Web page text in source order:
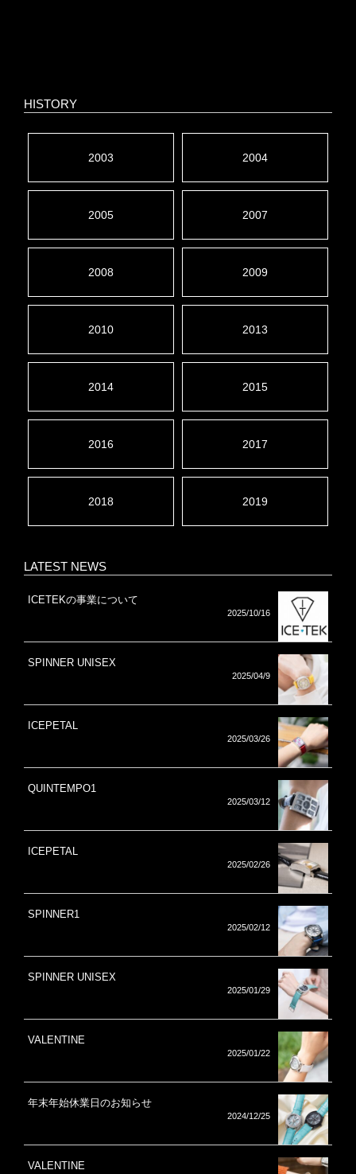
HISTORY
2003 2004
2005 2007
2008 2009
2010 2013
2014 2015
2016 2017
2018 2019
LATEST NEWS
ICETEKの事業について
2025/10/16
SPINNER UNISEX
2025/04/9
ICEPETAL
2025/03/26
QUINTEMPO1
2025/03/12
ICEPETAL
2025/02/26
SPINNER1
2025/02/12
SPINNER UNISEX
2025/01/29
VALENTINE
2025/01/22
年末年始休業日のお知らせ
2024/12/25
VALENTINE